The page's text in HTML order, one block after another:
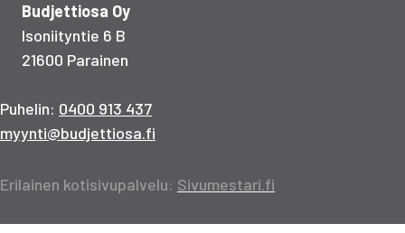
Budjettiosa Oy
Isoniityntie 6 B
21600 Parainen
Puhelin: 0400 913 437
myynti@budjettiosa.fi
Erilainen kotisivupalvelu: Sivumestari.fi